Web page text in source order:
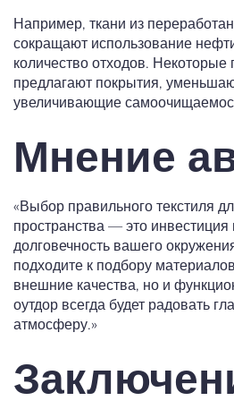
Например, ткани из
сокращают использование
количество отходов. Некоторые
предлагают покрытия,
увеличивающие
Мнение
«Выбор правильного текстиля
пространства — это инвестиция
долговечность вашего
подходите к подбору
внешние качества, но и
оутдор всегда будет радовать
атмосферу.»